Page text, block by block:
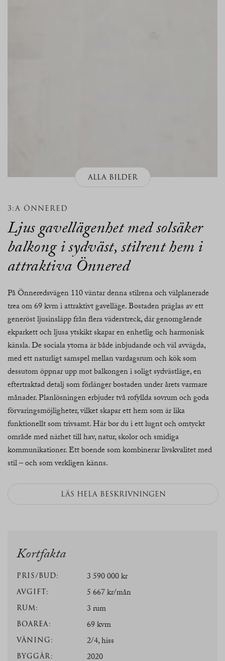
ALLA BILDER
3:A ÖNNERED
Ljus gavellägenhet med solsäker
balkong i sydväst, stilrent hem i
attraktiva Önnered
På Önneredsvägen 110 väntar denna stilrena och välplanerade
trea om 69 kvm i attraktivt gavelläge. Bostaden präglas av ett
generöst ljusinsläpp från flera väderstreck, där genomgående
ekparkett och ljusa ytskikt skapar en enhetlig och harmonisk
känsla. De sociala ytorna är både inbjudande och väl avvägda,
med ett naturligt samspel mellan vardagsrum och kök som
dessutom öppnar upp mot balkongen i soligt sydvästläge, en
eftertraktad detalj som förlänger bostaden under årets varmare
månader. Planlösningen erbjuder två rofyllda sovrum och goda
förvaringsmöjligheter, vilket skapar ett hem som är lika
funktionellt som trivsamt. Här bor du i ett lugnt och omtyckt
område med närhet till hav, natur, skolor och smidiga
kommunikationer. Ett boende som kombinerar livskvalitet med
stil – och som verkligen känns.
LÄS HELA BESKRIVNINGEN
Kortfakta
PRIS/BUD: 3 590 000 kr
AVGIFT: 5 667 kr/mån
RUM: 3 rum
BOAREA: 69 kvm
VÅNING: 2/4, hiss
BYGGÅR: 2020